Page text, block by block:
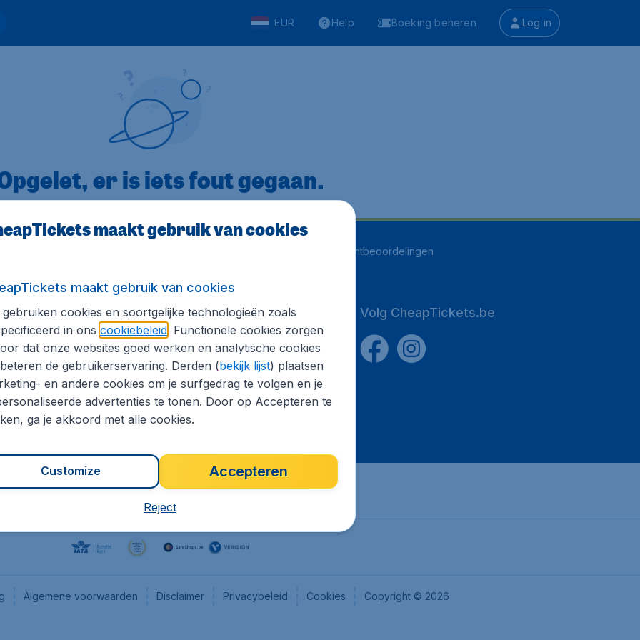
EUR Help Boeking beheren Log in
er is iets fout gegaan.
klantbeoordelingen
informatie
Internationale sites
Flugladen.de
CheapTickets.ch
CheapTickets.nl
CheapTickets.sg
Volg CheapTickets.be
Algemene voorwaarden Disclaimer Privacybeleid Cookies Copyright © 2026
maakt gebruik van cookies
maakt gebruik van cookies
gebruiken cookies en soortgelijke technologieën zoals
in ons cookiebeleid. Functionele cookies zorgen
dat onze websites goed werken en analytische cookies
de gebruikerservaring. Derden (bekijk lijst) plaatsen
en andere cookies om je surfgedrag te volgen en je
advertenties te tonen. Door op Accepteren te
ga je akkoord met alle cookies.
Accepteren
Customize
Reject